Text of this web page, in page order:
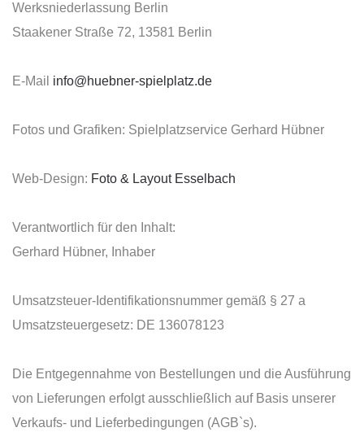
Werksniederlassung Berlin
Staakener Straße 72, 13581 Berlin
E-Mail info@huebner-spielplatz.de
Fotos und Grafiken: Spielplatzservice Gerhard Hübner
Web-Design: Foto & Layout Esselbach
Verantwortlich für den Inhalt:
Gerhard Hübner, Inhaber
Umsatzsteuer-Identifikationsnummer gemäß § 27 a
Umsatzsteuergesetz: DE 136078123
Die Entgegennahme von Bestellungen und die Ausführung
von Lieferungen erfolgt ausschließlich auf Basis unserer
Verkaufs- und Lieferbedingungen (AGB`s).